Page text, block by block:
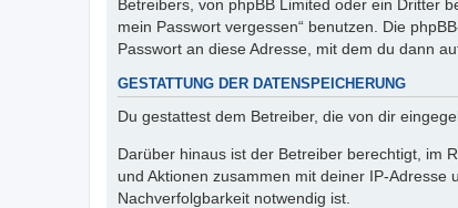
Betreibers, von phpBB Limited oder ein Dritter
mein Passwort vergessen“ benutzen. Die
Passwort an diese Adresse, mit dem du dann
GESTATTUNG DER DATENSPEICHERUNG
Du gestattest dem Betreiber, die von dir
Darüber hinaus ist der Betreiber berechtigt, im
und Aktionen zusammen mit deiner IP-
Nachverfolgbarkeit notwendig ist.